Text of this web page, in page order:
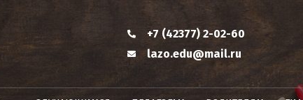
+7 (42377) 2-02-60
lazo.edu@mail.ru